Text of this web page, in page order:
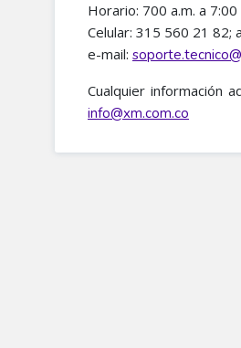
Horario: 700 a.m. a
Celular: 315 560 21 82;
e-mail:
Cualquier información
info@xm.com.co